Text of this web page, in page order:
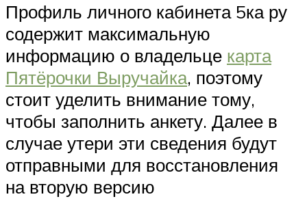
Профиль личного кабинета 5ка ру
содержит максимальную
информацию о владельце карта
Пятёрочки Выручайка, поэтому
стоит уделить внимание тому,
чтобы заполнить анкету. Далее в
случае утери эти сведения будут
отправными для восстановления
на вторую версию